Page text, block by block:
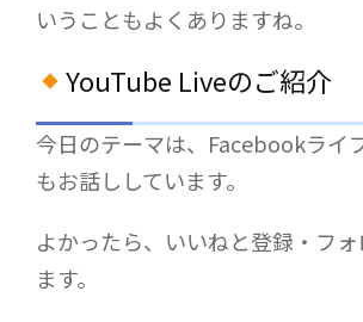
いうこともよくありますね。
YouTube Liveのご紹介
今日のテーマは、Facebookライ
もお話ししています。
よかったら、いいねと登録・フ
ます。